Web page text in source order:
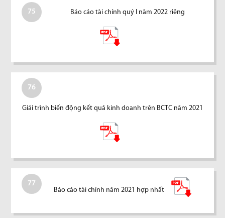
75 Báo cáo tài chính quý I năm 2022 riêng
76
Giải trình biến động kết quả kinh doanh trên BCTC năm 2021
77
Báo cáo tài chính năm 2021 hợp nhất